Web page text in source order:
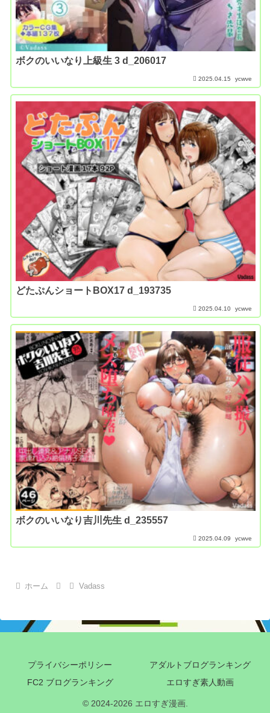
ボクのいいなり上級生 3 d_206017
2025.04.15 ycwve
どたぷんショートBOX17 d_193735
2025.04.10 ycwve
ボクのいいなり吉川先生 d_235557
2025.04.09 ycwve
ホーム Vadass
プライバシーポリシー
アダルトブログランキング
FC2 ブログランキング
エロすぎ素人動画
© 2024-2026 エロすぎ漫画.